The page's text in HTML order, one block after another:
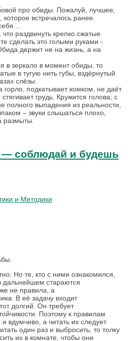
про обиды. Пожалуй, лучшее,
встречалось ранее.
раздвинуть крепко сжатые
сделать это голыми руками -
держит не на жизнь, а на
в зеркало в момент обиды, то
в тугую нить губы, вздёрнутый
слёзы.
горло, подкатывает комком, не даёт
грудь. Кружится голова; с
выпадения из реальности,
– звуки слышаться плохо,
размыты.
соблюдай и будешь
и Методики
Но те, кто с ними ознакомился,
дальнейшем стараются
не правила, а
В её задачу входит
долгий. Он требует
Поэтому к правилам
вдумчиво, а читать их следует
один раз и выбросить, то толку
их в комнате, чтобы они